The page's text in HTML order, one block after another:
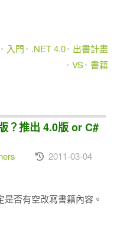
入門 .NET 4.0
出書計畫
VS 書籍
？推出 4.0版 or C#
2011-03-04
否有空改寫書籍內容。